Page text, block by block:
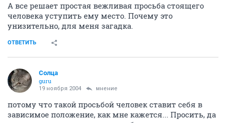
А все решает простая вежливая просьба стоящего
человека уступить ему место. Почему это
унизительно, для меня загадка.
ОТВЕТИТЬ
Солца
guru
19 ноября 2004 мнение
потому что такой просьбой человек ставит себя в
зависимое положение, как мне кажется... Просить, да